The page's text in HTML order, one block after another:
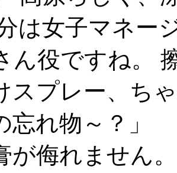
は女子マネー
ん役ですね。
スプレー、ち
忘れ物～？」
が侮れません